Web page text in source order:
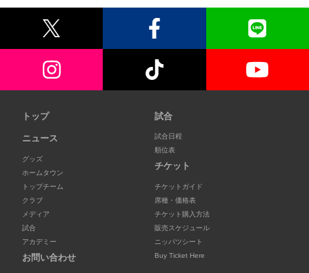
トップ
ニュース
グッズ
ホームタウン
トップチーム
クラブ
メディア
試合
アカデミー
お問い合わせ
試合
試合日程
順位表
チケット
チケットガイド
席種・価格表
チケット購入方法
販売スケジュール
ニッパツシート
Buy Ticket Here